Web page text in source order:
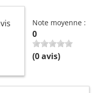
Note moyenne :
0
(0avis)